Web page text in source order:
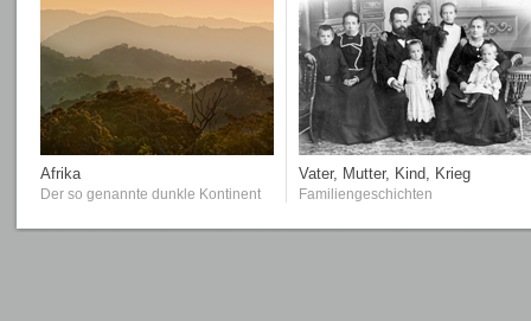
Afrika
Der so genannte dunkle Kontinent
Vater, Mutter, Kind, Krieg
Familiengeschichten